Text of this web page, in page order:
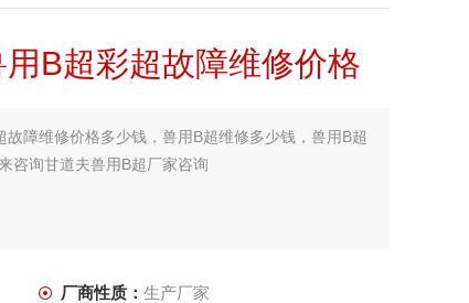
B超彩超故障维修价格
障维修价格多少钱，兽用B超维修多少钱，兽用B超
咨询甘道夫兽用B超厂家咨询
厂商性质： 生产厂家